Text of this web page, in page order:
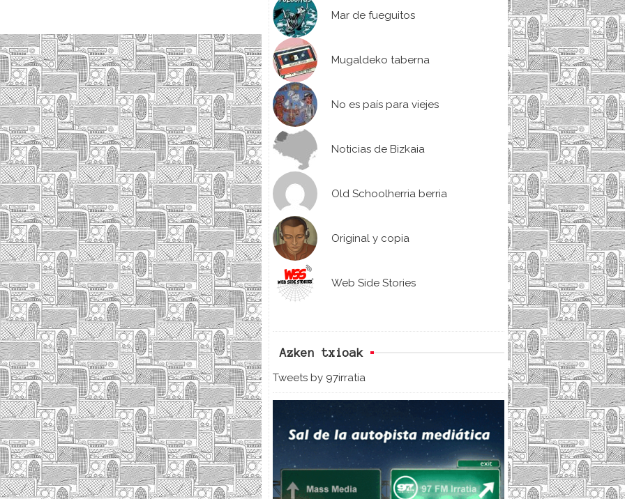
Mar de fueguitos
Mugaldeko taberna
No es país para viejes
Noticias de Bizkaia
Old Schoolherria berria
Original y copia
Web Side Stories
Azken txioak
Tweets by 97irratia